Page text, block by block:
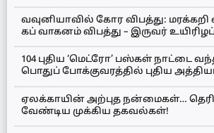
வவுனியாவில் கோர விபத்து:
கப் வாகனம் விபத்து – இருவர்
104 புதிய ‘மெட்ரோ’ பஸ்கள் நாட்டை
பொதுப் போக்குவரத்தில் புதிய
ஏலக்காயின் அற்புத நன்மைகள்…
வேண்டிய முக்கிய தகவல்கள்!